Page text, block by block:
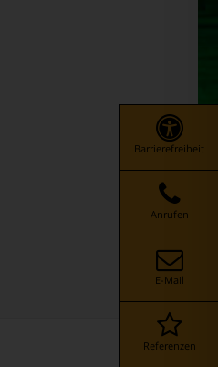
Barrierefreiheit
Anrufen
E-Mail
Referenzen